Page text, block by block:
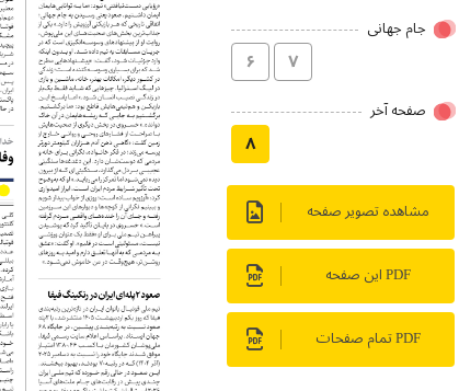
جام جهانی
۶ ۷
صفحه آخر
۸
مشاهده تصویر صفحه
PDF این صفحه
PDF تمام صفحات